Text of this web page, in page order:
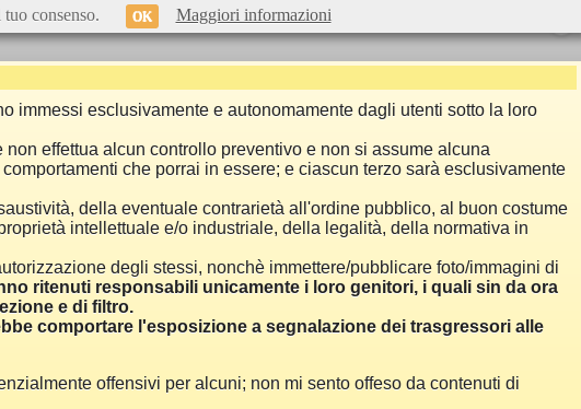
immessi esclusivamente e autonomamente dagli utenti sotto la loro
effettua alcun controllo preventivo e non si assume alcuna
che porrai in essere; e ciascun terzo sarà esclusivamente
della eventuale contrarietà all'ordine pubblico, al buon costume
intellettuale e/o industriale, della legalità, della normativa in
degli stessi, nonchè immettere/pubblicare foto/immagini di
ritenuti responsabili unicamente i loro genitori, i quali sin da ora
e di filtro.
comportare l'esposizione a segnalazione dei trasgressori alle
offensivi per alcuni; non mi sento offeso da contenuti di
consenso. OK Maggiori informazioni